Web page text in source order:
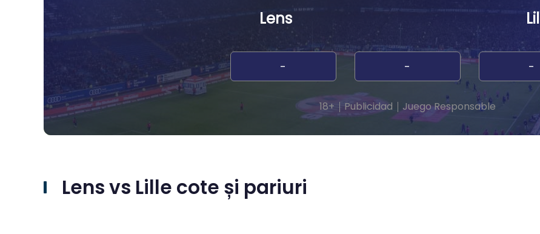
Lens
- - -
18+ Publicidad Juego Responsable
Lens vs Lille cote și pariuri